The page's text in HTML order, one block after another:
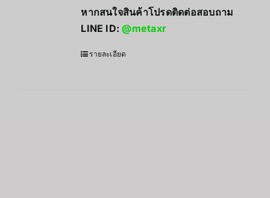
หากสนใจสินค้าโปรดติดต่อสอบถาม
LINE ID:@metaxr
รายละเอียด